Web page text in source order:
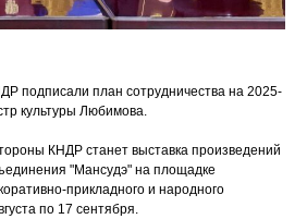
подписали план сотрудничества на 2025-
культуры Любимова.
КНДР станет выставка произведений
"Мансудэ" на площадке
прикладного и народного
по 17 сентября.